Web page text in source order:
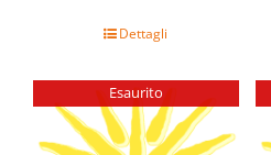
Dettagli
Esaurito